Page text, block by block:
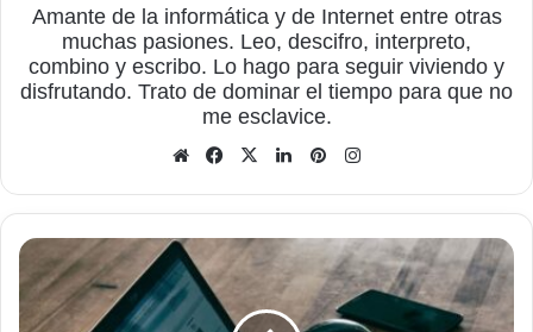
Amante de la informática y de Internet entre otras
muchas pasiones. Leo, descifro, interpreto,
combino y escribo. Lo hago para seguir viviendo y
disfrutando. Trato de dominar el tiempo para que no
me esclavice.
Sitio
Facebook
X LinkedInPinterest
Driver
Magician,
una
completa